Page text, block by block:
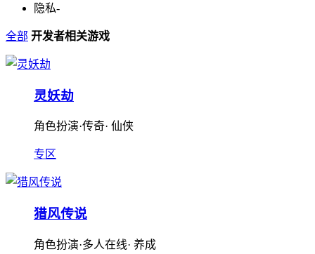
隐私-
全部 开发者相关游戏
灵妖劫
角色扮演·传奇· 仙侠
专区
猎风传说
角色扮演·多人在线· 养成